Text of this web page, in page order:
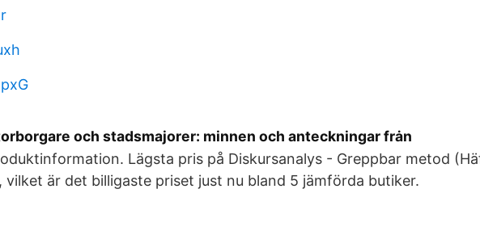
och stadsmajorer: minnen och anteckningar frȧn
Lägsta pris på Diskursanalys - Greppbar metod
vilket är det billigaste priset just nu bland 5 jämförda butiker.